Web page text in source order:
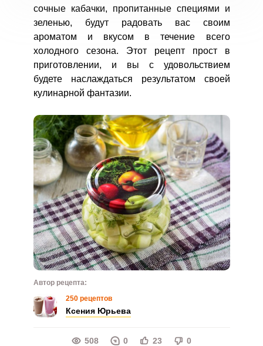
сочные кабачки, пропитанные специями и
зеленью, будут радовать вас своим
ароматом и вкусом в течение всего
холодного сезона. Этот рецепт прост в
приготовлении, и вы с удовольствием
будете наслаждаться результатом своей
кулинарной фантазии.
Автор рецепта:
250 рецептов
Ксения Юрьева
508 0 23 0